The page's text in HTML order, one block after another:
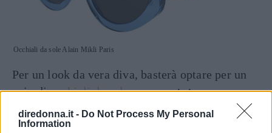
diredonna.it - Do Not Process My Personal
Information
Occhiali da sole Alain Mikli Paris
Per un look da vera diva, basterà optare per un
paio diocchiali da soleconmontatura
trasparente
declinata nel colore pastello
dell’azzurro coordinati al look indossato.